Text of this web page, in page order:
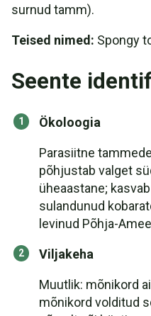
surnud tamm).
Teised nimed: Spongy
Seente
Ökoloogia
Parasiitne
põhjustab valget
üheaastane;
sulandunud
levinud Põhja-
Viljakeha
Muutlik: mõnikord
mõnikord volditud